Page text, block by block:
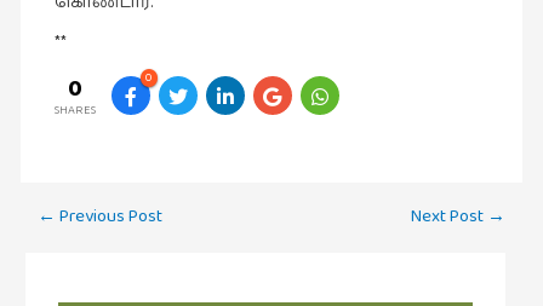
**
0
SHARES
0
Post
← Previous Post Next Post →